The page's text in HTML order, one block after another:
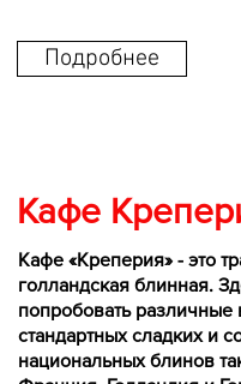
Подробнее
Кафе «Креперия» - это
голландская блинная.
попробовать различные
стандартных сладких и
национальных блинов
Кафе